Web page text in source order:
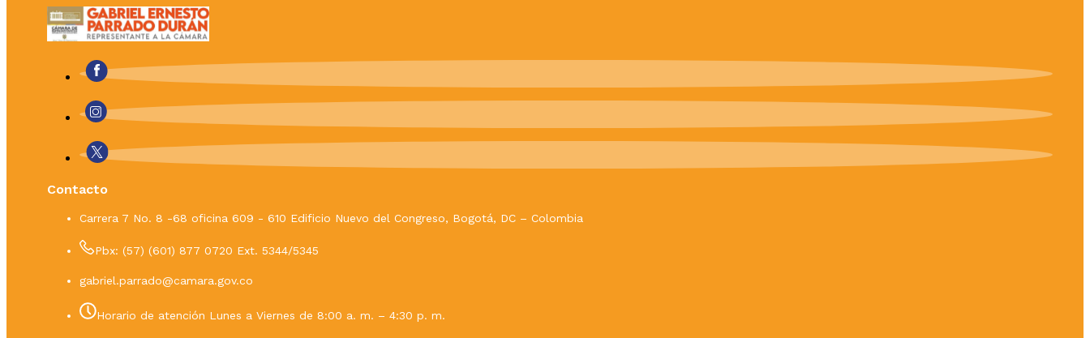
Contacto
Carrera 7 No. 8 -68 oficina 609 - 610 Edificio Nuevo del Congreso, Bogotá, DC – Colombia
Pbx: (57) (601) 877 0720 Ext. 5344/5345
gabriel.parrado@camara.gov.co
Horario de atención Lunes a Viernes de 8:00 a. m. – 4:30 p. m.